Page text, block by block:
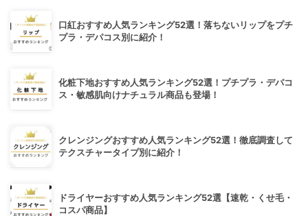
口紅おすすめ人気ランキング52選！落ちないリップをプチ
プラ・デパコス別に紹介！
化粧下地おすすめ人気ランキング52選！プチプラ・デパコ
ス・敏感肌向けナチュラル商品も登場！
クレンジングおすすめ人気ランキング52選！徹底調査して
テクスチャータイプ別に紹介！
ドライヤーおすすめ人気ランキング52選【速乾・くせ毛・
コスパ商品】